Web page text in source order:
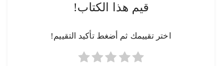
قيم هذا الكتاب!
اختر تقييمك ثم أضغط تأكيد التقييم!